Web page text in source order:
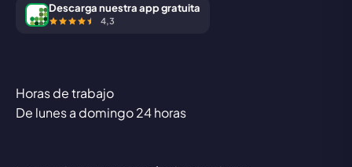
Descarga nuestra app gratuita
4,3
Horas de trabajo
De lunes a domingo 24 horas